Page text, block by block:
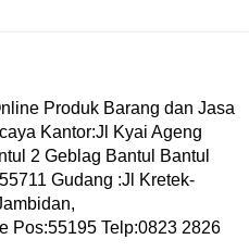
Produk Barang dan Jasa
Kantor:Jl Kyai Ageng
2 Geblag Bantul Bantul
Gudang :Jl Kretek-
Pos:55195 Telp:0823 2826